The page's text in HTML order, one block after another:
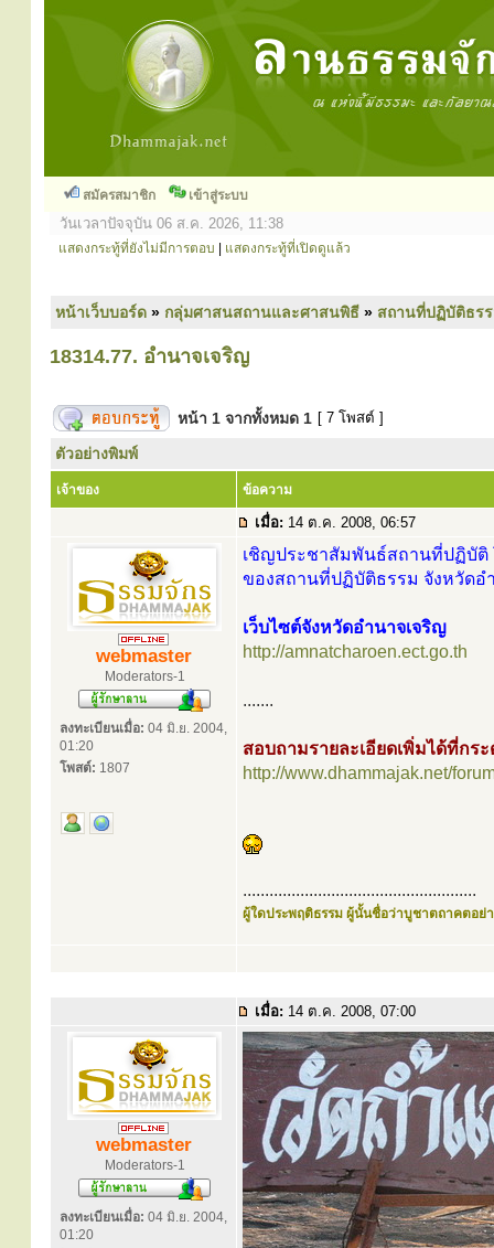
สมัครสมาชิก เข้าสู่ระบบ
วันเวลาปัจจุบัน 06 ส.ค. 2026, 11:38
แสดงกระทู้ที่ยังไม่มีการตอบ แสดงกระทู้ที่เปิดดูแล้ว
หน้าเว็บบอร์ด » กลุ่มศาสนสถานและศาสนพิธี » สถานที่ปฏิบัติธร
18314.77. อำนาจเจริญ
หน้า 1 จากทั้งหมด 1 [ 7 โพสต์ ]
ตัวอย่างพิมพ์
เจ้าของ ข้อความ
เมื่อ: 14 ต.ค. 2008, 06:57
webmaster
Moderators-1
ลงทะเบียนเมื่อ: 04 มิ.ย. 2004,
01:20
โพสต์: 1807
เชิญประชาสัมพันธ์สถานที่ปฏิบัติ
ของสถานที่ปฏิบัติธรรม จังหวัดอ
เว็บไซต์จังหวัดอำนาจเจริญ
http://amnatcharoen.ect.go.th
.......
สอบถามรายละเอียดเพิ่มได้ที่กร
http://www.dhammajak.net/
.....................................................
ผู้ใดประพฤติธรรม ผู้นั้นชื่อว่าบูชาตถาคตอย่า
เมื่อ: 14 ต.ค. 2008, 07:00
webmaster
Moderators-1
ลงทะเบียนเมื่อ: 04 มิ.ย. 2004,
01:20